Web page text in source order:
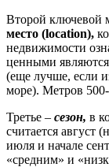
Второй ключевой
место (location),
недвижимости
ценными
(еще лучше, если
море). Метров 500-
Третье – сезон, в
считается август
июля и начале
«средним» и